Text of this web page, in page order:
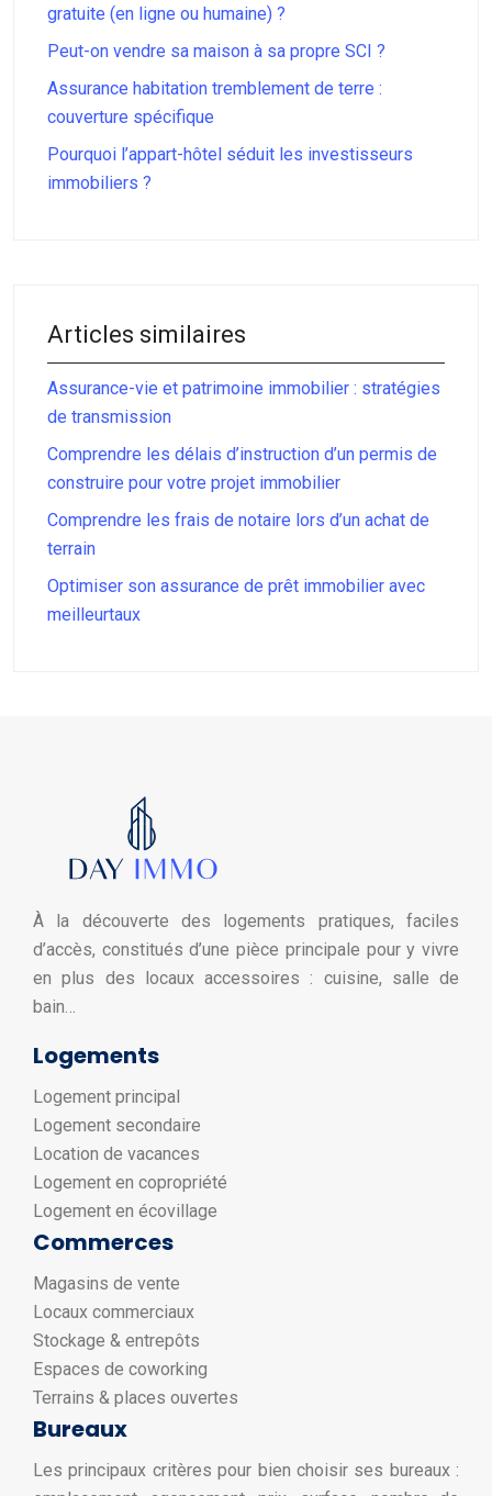
gratuite (en ligne ou humaine) ?
Peut-on vendre sa maison à sa propre SCI ?
Assurance habitation tremblement de terre :
couverture spécifique
Pourquoi l’appart-hôtel séduit les investisseurs
immobiliers ?
Articles similaires
Assurance-vie et patrimoine immobilier : stratégies
de transmission
Comprendre les délais d’instruction d’un permis de
construire pour votre projet immobilier
Comprendre les frais de notaire lors d’un achat de
terrain
Optimiser son assurance de prêt immobilier avec
meilleurtaux
À la découverte des logements pratiques, faciles
d’accès, constitués d’une pièce principale pour y vivre
en plus des locaux accessoires : cuisine, salle de
bain…
Logements
Logement principal
Logement secondaire
Location de vacances
Logement en copropriété
Logement en écovillage
Commerces
Magasins de vente
Locaux commerciaux
Stockage & entrepôts
Espaces de coworking
Terrains & places ouvertes
Bureaux
Les principaux critères pour bien choisir ses bureaux :